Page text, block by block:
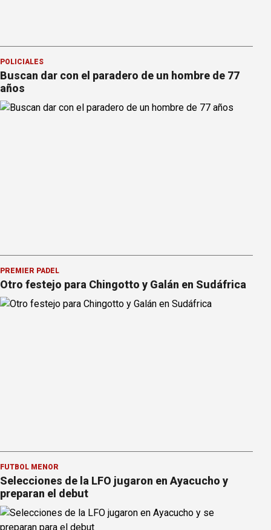
POLICIALES
Buscan dar con el paradero de un hombre de 77
años
PREMIER PÁDEL
Otro festejo para Chingotto y Galán en Sudáfrica
FÚTBOL MENOR
Selecciones de la LFO jugaron en Ayacucho y
preparan el debut